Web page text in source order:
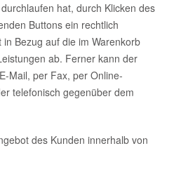
hat, durch Klicken des
Buttons ein rechtlich
Bezug auf die im Warenkorb
ab. Ferner kann der
Mail, per Fax, per Online-
telefonisch gegenüber dem
des Kunden innerhalb von